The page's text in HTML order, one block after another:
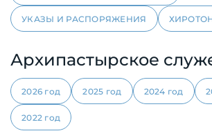
УКАЗЫ И РАСПОРЯЖЕНИЯ
Архипастырское
2026 год 2025 год 2024 год
2022 год